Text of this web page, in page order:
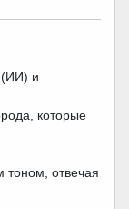
(ИИ) и
которые
тоном, отвечая